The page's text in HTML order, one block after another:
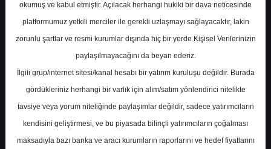
En Yüksek Tahmin
Ortalama Fiyat Tahmini
okumuş ve kabul etmiştir. Açılacak herhangi hukiki bir dava neticesinde
platformumuz yetkili merciler ile gerekli uzlaşmayı sağlayacaktır, lakin
zorunlu şartlar ve resmi kurumlar dışında hiç bir yerde Kişisel Verilerinizin
paylaşılmayacağını da beyan ederiz.
İlgili grup/internet sitesi/kanal hesabı bir yatırım kuruluşu değildir. Burada
gördükleriniz herhangi bir varlık için alım/satım yönlendirici nitelikte
tavsiye veya yorum niteliğinde paylaşımlar değildir, sadece yatırımcıların
kendisini geliştirmesi, ve bu piyasada bilinçli yatırımcıların çoğalması
maksadıyla bazı banka ve aracı kurumların raporlarını ve hedef fiyatlarını